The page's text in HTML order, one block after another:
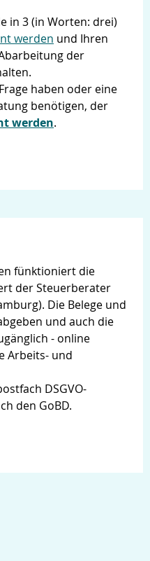
in 3 (in Worten: drei)
werden und Ihren
der
haben oder eine
benötigen, der
werden.
fünktioniert die
der Steuerberater
Die Belege und
und auch die
- online
Arbeits- und
DSGVO-
den GoBD.